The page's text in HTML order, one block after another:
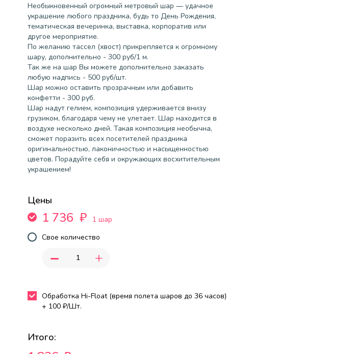
Необыкновенный огромный метровый шар — удачное
украшение любого праздника, будь то День Рождения,
тематическая вечеринка, выставка, корпоратив или
другое мероприятие.
По желанию тассел (хвост) прикрепляется к огромному
шару, дополнительно - 300 руб/1 м.
Так же на шар Вы можете дополнительно заказать
любую надпись - 500 руб/шт.
Шар можно оставить прозрачным или добавить
конфетти - 300 руб.
Шар надут гелием, композиция удерживается внизу
грузиком, благодаря чему не улетает. Шар находится в
воздухе несколько дней. Такая композиция необычна,
сможет поразить всех посетителей праздника
оригинальностью, лаконичностью и насыщенностью
цветов. Порадуйте себя и окружающих восхитительным
украшением!
Цены
1 736 ₽
1 шар
Свое количество
- +
Обработка Hi-Float (время полета шаров до 36 часов)
+ 100 ₽/Шт.
Итого: